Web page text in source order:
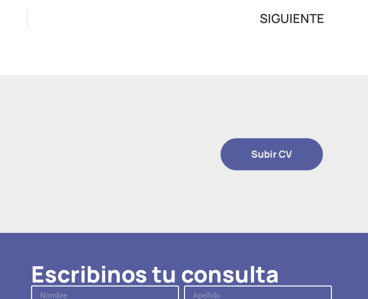
SIGUIENTE
Subir CV
Escribinos tu consulta